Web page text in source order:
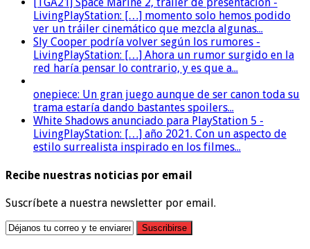
[TGA21] Space Marine 2, trailer de presentacion -
LivingPlayStation: […] momento solo hemos podido
ver un tráiler cinemático que mezcla algunas...
Sly Cooper podría volver según los rumores -
LivingPlayStation: […] Ahora un rumor surgido en la
red haría pensar lo contrario, y es que a...
onepiece: Un gran juego aunque de ser canon toda su
trama estaría dando bastantes spoilers...
White Shadows anunciado para PlayStation 5 -
LivingPlayStation: […] año 2021. Con un aspecto de
estilo surrealista inspirado en los filmes...
Recibe nuestras noticias por email
Suscríbete a nuestra newsletter por email.